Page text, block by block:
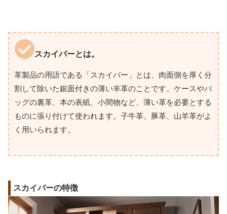
スカイバーとは。
革製品の用語である「スカイバー」とは、肉面側を厚く分
割して除いた銀面付きの薄い羊革のことです。ケースやバ
ッグの裏革、本の表紙、小間物など、薄い革を必要とする
ものに張り付けて使われます。子牛革、豚革、山羊革がよ
く用いられます。
スカイバーの特徴